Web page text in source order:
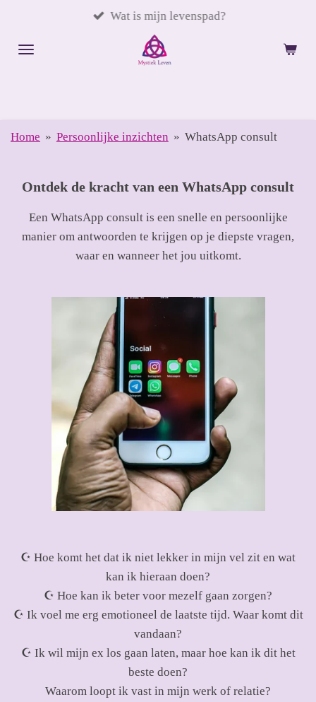
naar
Wat is mijn levenspad?
Home » Persoonlijke inzichten » WhatsApp consult
Ontdek de kracht van een WhatsApp consult
Een WhatsApp consult is een snelle en persoonlijke
manier om antwoorden te krijgen op je diepste vragen,
waar en wanneer het jou uitkomt.
☪ Hoe komt het dat ik niet lekker in mijn vel zit en wat
kan ik hieraan doen?
☪ Hoe kan ik beter voor mezelf gaan zorgen?
☪ Ik voel me erg emotioneel de laatste tijd. Waar komt dit
vandaan?
☪ Ik wil mijn ex los gaan laten, maar hoe kan ik dit het
beste doen?
Waarom loopt ik vast in mijn werk of relatie?